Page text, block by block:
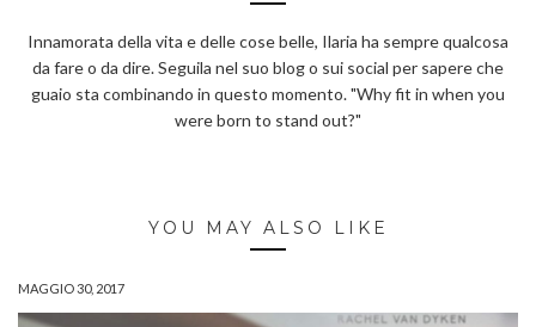
Innamorata della vita e delle cose belle, Ilaria ha sempre qualcosa
da fare o da dire. Seguila nel suo blog o sui social per sapere che
guaio sta combinando in questo momento. "Why fit in when you
were born to stand out?"
YOU MAY ALSO LIKE
MAGGIO 30, 2017